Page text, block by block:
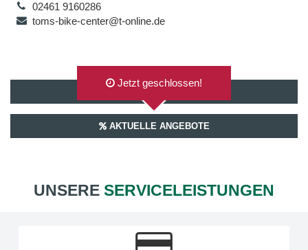
02461 9160286
toms-bike-center@t-online.de
AUF GOOGLEMAPS ANZEIGEN
Jetzt geschlossen!
AKTUELLE ANGEBOTE
UNSERE SERVICELEISTUNGEN